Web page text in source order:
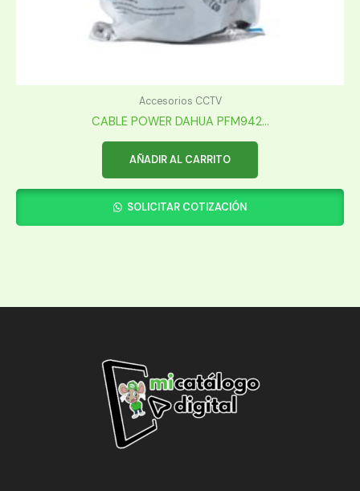
Accesorios CCTV
CABLE POWER DAHUA PFM942...
AÑADIR AL CARRITO
SOLICITAR COTIZACIÓN